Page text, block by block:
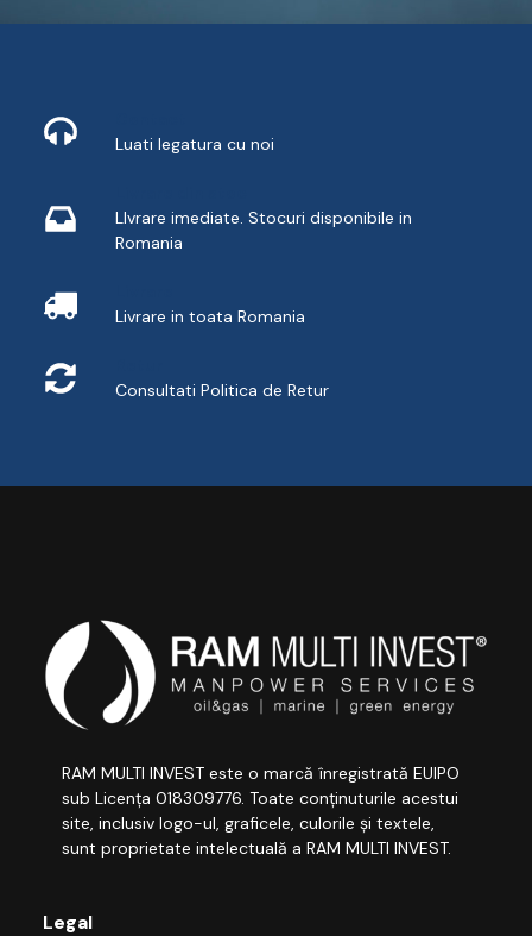
Luati legatura cu noi
LIvrare imediate. Stocuri disponibile in
Romania
Livrare in toata Romania
Consultati Politica de Retur
RAM MULTI INVEST este o marcă înregistrată EUIPO
sub Licența 018309776. Toate conținuturile acestui
site, inclusiv logo-ul, graficele, culorile și textele,
sunt proprietate intelectuală a RAM MULTI INVEST.
Legal